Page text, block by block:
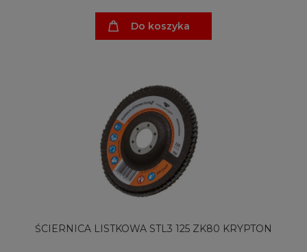
Do koszyka
ŚCIERNICA LISTKOWA STL3 125 ZK80 KRYPTON